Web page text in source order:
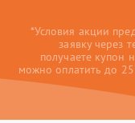
*Условия акции
заявку через
получаете купон
можно оплатить до